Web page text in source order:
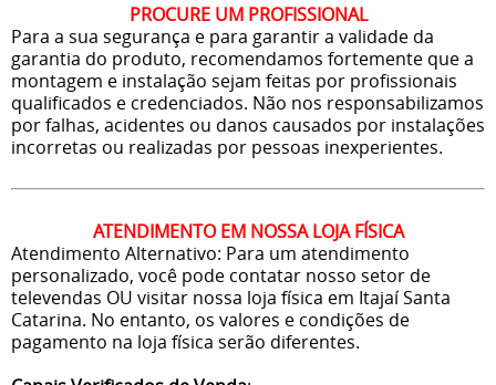
PROCURE UM PROFISSIONAL
Para a sua segurança e para garantir a validade da
garantia do produto, recomendamos fortemente que a
montagem e instalação sejam feitas por profissionais
qualificados e credenciados. Não nos responsabilizamos
por falhas, acidentes ou danos causados por instalações
incorretas ou realizadas por pessoas inexperientes.
ATENDIMENTO EM NOSSA LOJA FÍSICA
Atendimento Alternativo: Para um atendimento
personalizado, você pode contatar nosso setor de
televendas OU visitar nossa loja física em Itajaí Santa
Catarina. No entanto, os valores e condições de
pagamento na loja física serão diferentes.